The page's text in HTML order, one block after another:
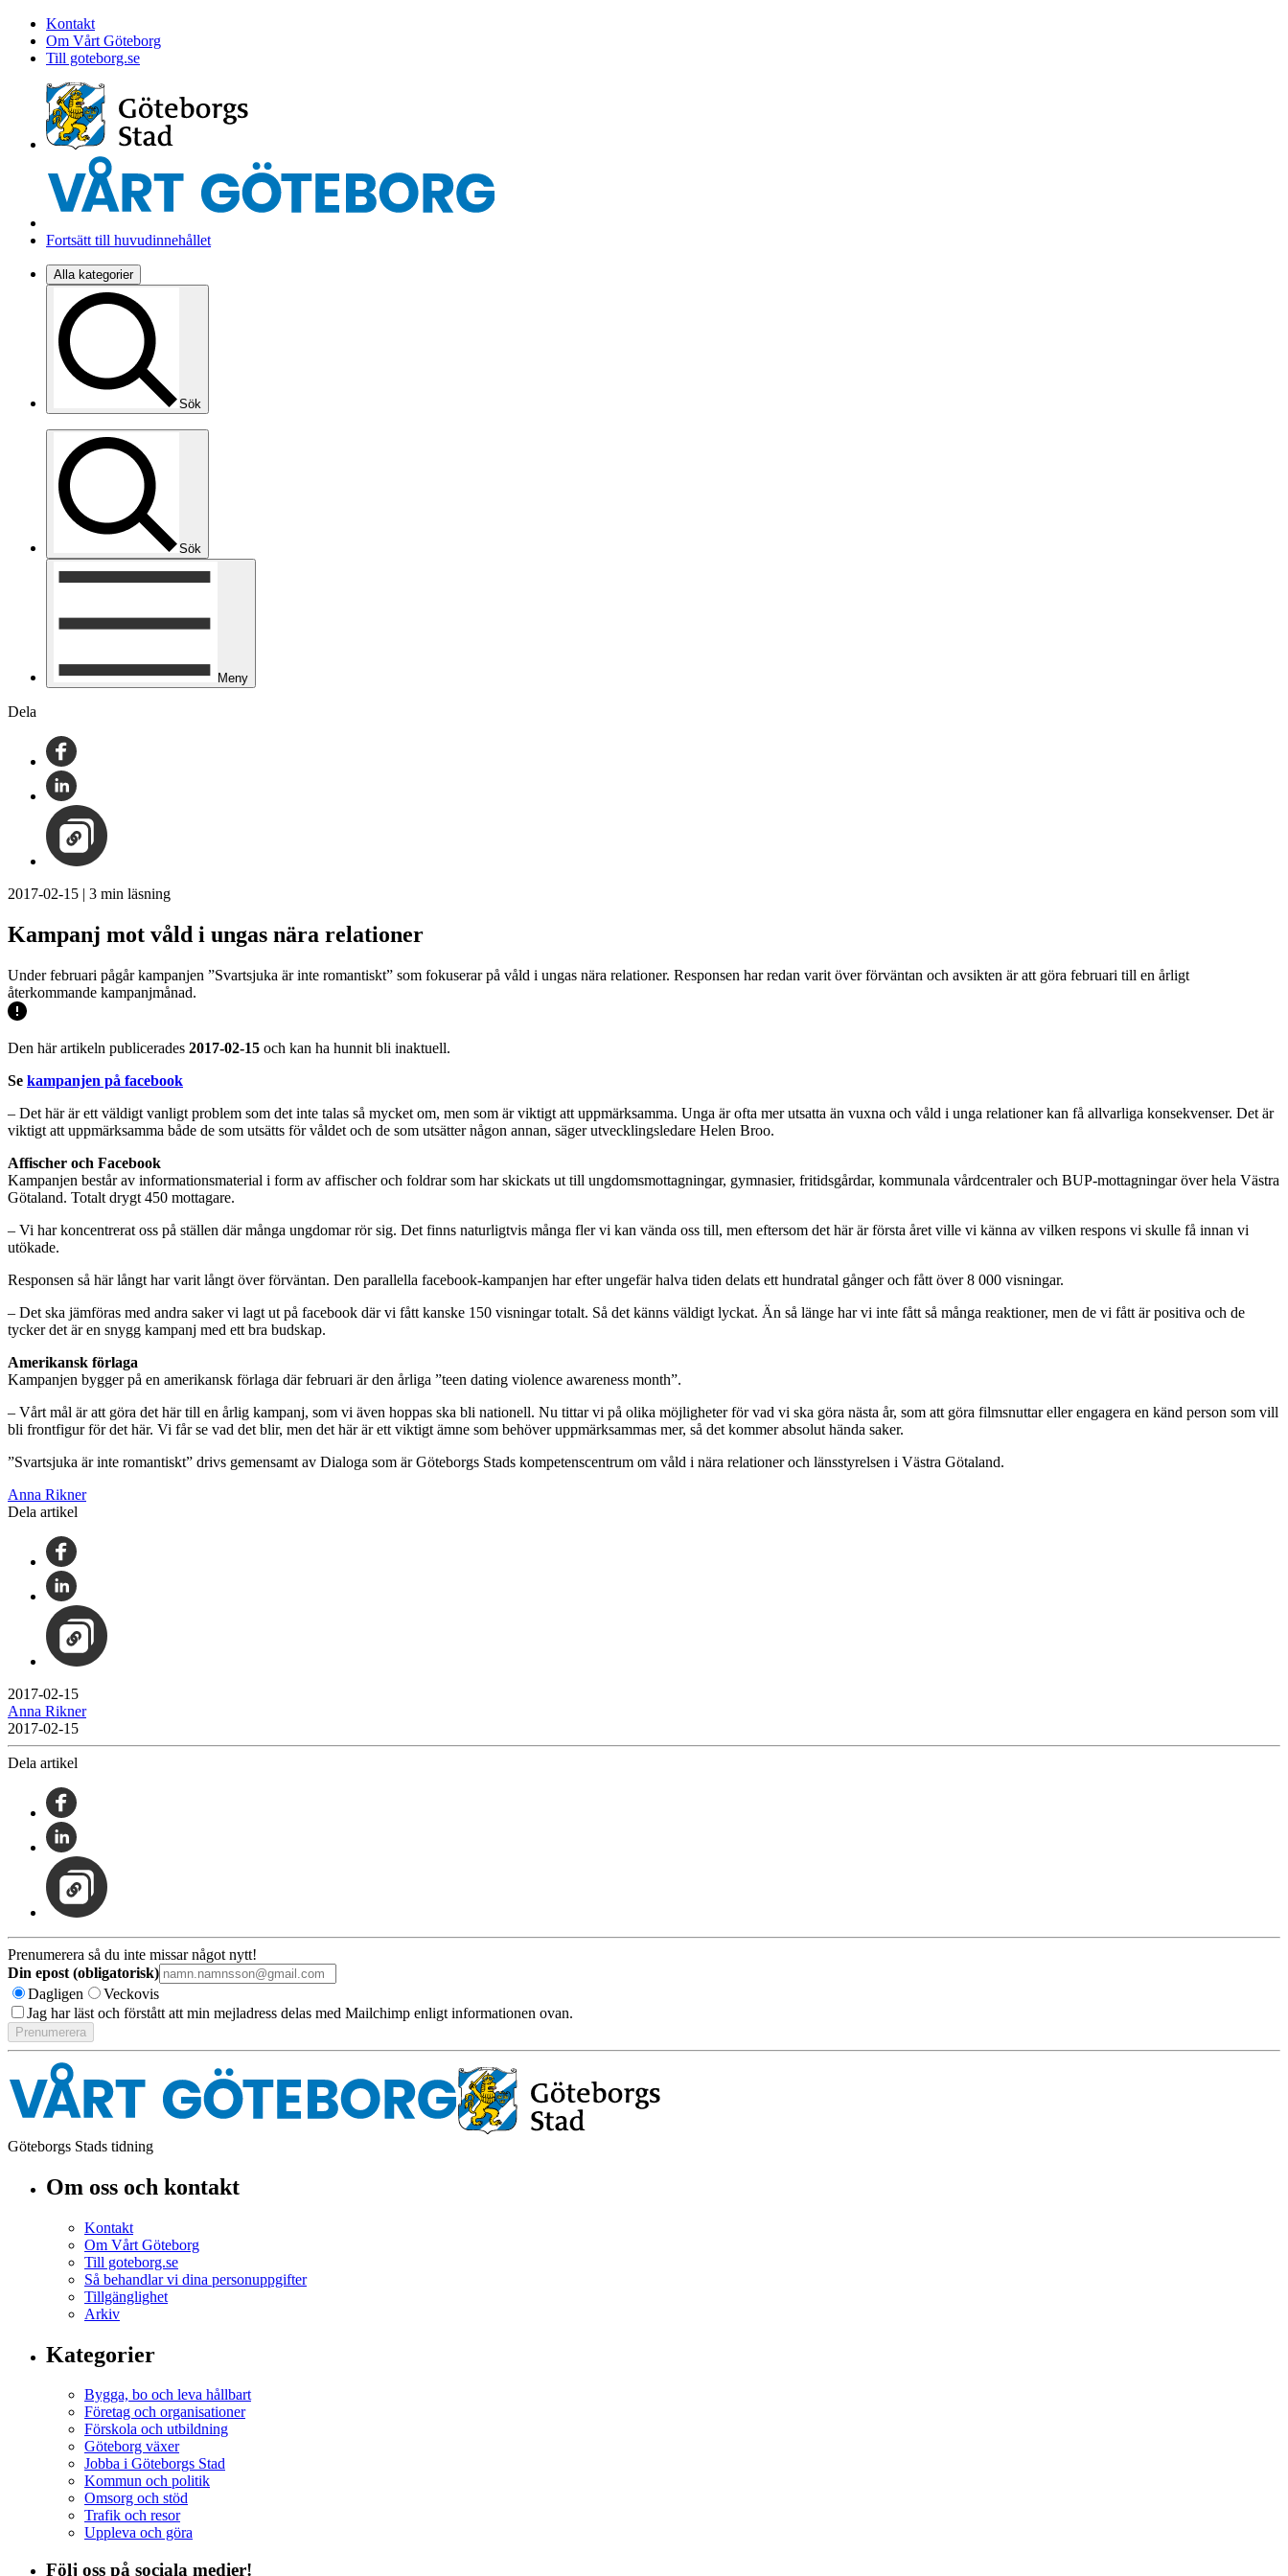
Kontakt
Om Vårt Göteborg
Till goteborg.se
Fortsätt till huvudinnehållet
Alla kategorier
Sök
Sök
Meny
Dela
2017-02-15 | 3 min läsning
Kampanj mot våld i ungas nära relationer
Under februari pågår kampanjen ”Svartsjuka är inte romantiskt” som fokuserar på våld i ungas nära relationer. Responsen har redan varit över förväntan och avsikten är att göra februari till en årligt
återkommande kampanjmånad.
Den här artikeln publicerades 2017-02-15 och kan ha hunnit bli inaktuell.
Se kampanjen på facebook
– Det här är ett väldigt vanligt problem som det inte talas så mycket om, men som är viktigt att uppmärksamma. Unga är ofta mer utsatta än vuxna och våld i unga relationer kan få allvarliga konsekvenser. Det är
viktigt att uppmärksamma både de som utsätts för våldet och de som utsätter någon annan, säger utvecklingsledare Helen Broo.
Affischer och Facebook
Kampanjen består av informationsmaterial i form av affischer och foldrar som har skickats ut till ungdomsmottagningar, gymnasier, fritidsgårdar, kommunala vårdcentraler och BUP-mottagningar över hela Västra
Götaland. Totalt drygt 450 mottagare.
– Vi har koncentrerat oss på ställen där många ungdomar rör sig. Det finns naturligtvis många fler vi kan vända oss till, men eftersom det här är första året ville vi känna av vilken respons vi skulle få innan vi
utökade.
Responsen så här långt har varit långt över förväntan. Den parallella facebook-kampanjen har efter ungefär halva tiden delats ett hundratal gånger och fått över 8 000 visningar.
– Det ska jämföras med andra saker vi lagt ut på facebook där vi fått kanske 150 visningar totalt. Så det känns väldigt lyckat. Än så länge har vi inte fått så många reaktioner, men de vi fått är positiva och de
tycker det är en snygg kampanj med ett bra budskap.
Amerikansk förlaga
Kampanjen bygger på en amerikansk förlaga där februari är den årliga ”teen dating violence awareness month”.
– Vårt mål är att göra det här till en årlig kampanj, som vi även hoppas ska bli nationell. Nu tittar vi på olika möjligheter för vad vi ska göra nästa år, som att göra filmsnuttar eller engagera en känd person som vill
bli frontfigur för det här. Vi får se vad det blir, men det här är ett viktigt ämne som behöver uppmärksammas mer, så det kommer absolut hända saker.
”Svartsjuka är inte romantiskt” drivs gemensamt av Dialoga som är Göteborgs Stads kompetenscentrum om våld i nära relationer och länsstyrelsen i Västra Götaland.
Anna Rikner
Dela artikel
2017-02-15
Anna Rikner
2017-02-15
Dela artikel
Prenumerera så du inte missar något nytt!
Din epost (obligatorisk)
Dagligen
Veckovis
Jag har läst och förstått att min mejladress delas med Mailchimp enligt informationen ovan.
Göteborgs Stads tidning
Om oss och kontakt
Kontakt
Om Vårt Göteborg
Till goteborg.se
Så behandlar vi dina personuppgifter
Tillgänglighet
Arkiv
Kategorier
Bygga, bo och leva hållbart
Företag och organisationer
Förskola och utbildning
Göteborg växer
Jobba i Göteborgs Stad
Kommun och politik
Omsorg och stöd
Trafik och resor
Uppleva och göra
Följ oss på sociala medier!